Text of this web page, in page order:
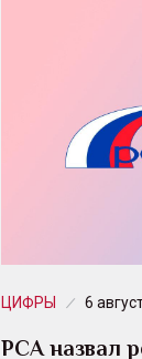
ЦИФРЫ 6
РСА назвал